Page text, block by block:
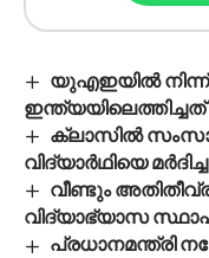
യുഎഇയിൽ
ക്ലാസില്‍
വിദ്യാര്‍ഥിയെ
വീണ്ടും
വിദ്യാഭ്യാസ
പ്രധാനമന്ത്രി